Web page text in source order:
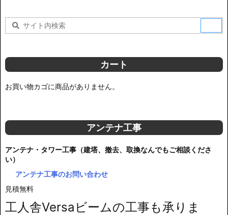
カート
お買い物カゴに商品がありません。
アンテナ工事
アンテナ・タワー工事（建塔、撤去、取換なんでもご相談くださ
い）
アンテナ工事のお問い合わせ
見積無料
工人舎Versaビームの工事も承りま